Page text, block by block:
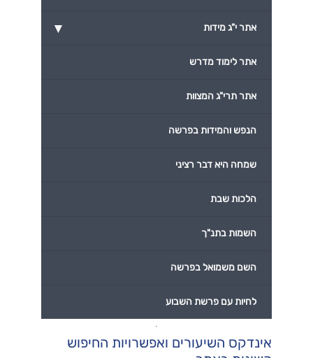
אינדקס השיעורים ואפשרויות החיפוש
▾ אתר י"ג מידות
אתר לימוד מדרש
אתר תרי"ג המצוות
הנפש והמידות בפרשה
שמחה היא דבר רציני
הלכות שבת
השמות בתנ"ך
השם משמואל בפרשה
לחיות עם פרשת השבוע